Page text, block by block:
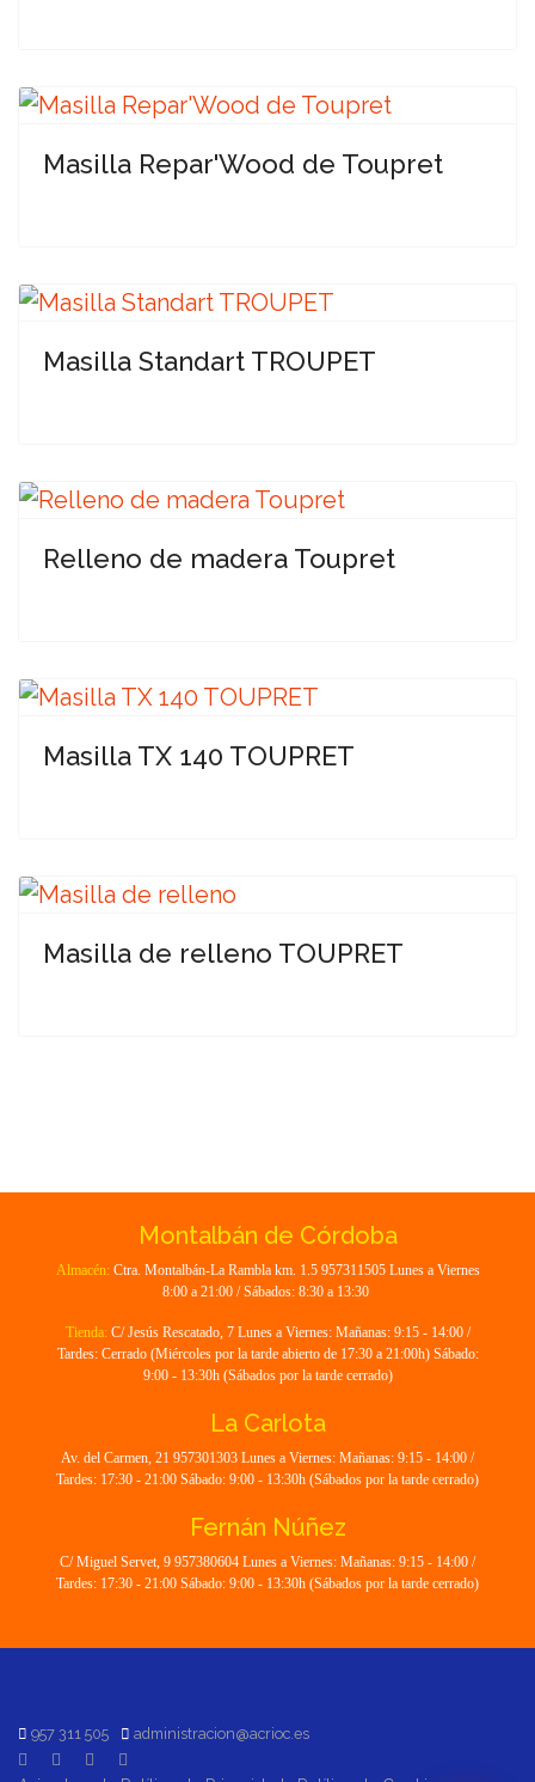
Masilla Repar'Wood de Toupret
Masilla Standart TROUPET
Relleno de madera Toupret
Masilla TX 140 TOUPRET
Masilla de relleno TOUPRET
Montalbán de Córdoba
Almacén: Ctra. Montalbán-La Rambla km. 1.5 957311505 Lunes a Viernes
8:00 a 21:00 / Sábados: 8:30 a 13:30
Tienda: C/ Jesús Rescatado, 7 Lunes a Viernes: Mañanas: 9:15 - 14:00 /
Tardes: Cerrado (Miércoles por la tarde abierto de 17:30 a 21:00h) Sábado:
9:00 - 13:30h (Sábados por la tarde cerrado)
La Carlota
Av. del Carmen, 21 957301303 Lunes a Viernes: Mañanas: 9:15 - 14:00 /
Tardes: 17:30 - 21:00 Sábado: 9:00 - 13:30h (Sábados por la tarde cerrado)
Fernán Núñez
C/ Miguel Servet, 9 957380604 Lunes a Viernes: Mañanas: 9:15 - 14:00 /
Tardes: 17:30 - 21:00 Sábado: 9:00 - 13:30h (Sábados por la tarde cerrado)
957 311 505 administracion@acrioc.es